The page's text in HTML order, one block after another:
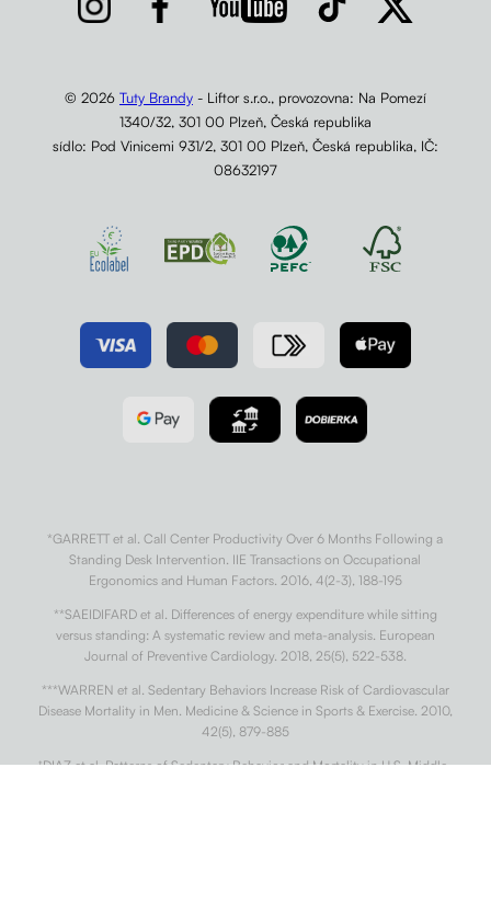
© 2026 Tuty Brandy- Liftor s.r.o., provozovna: Na Pomezí
1340/32, 301 00 Plzeň, Česká republika
sídlo: Pod Vinicemi 931/2, 301 00 Plzeň, Česká republika, IČ:
08632197
*GARRETT et al. Call Center Productivity Over 6 Months Following a
Standing Desk Intervention. IIE Transactions on Occupational
Ergonomics and Human Factors. 2016, 4(2-3), 188-195
**SAEIDIFARD et al. Differences of energy expenditure while sitting
versus standing: A systematic review and meta-analysis. European
Journal of Preventive Cardiology. 2018, 25(5), 522-538.
***WARREN et al. Sedentary Behaviors Increase Risk of Cardiovascular
Disease Mortality in Men. Medicine & Science in Sports & Exercise. 2010,
42(5), 879-885
†DIAZ et al. Patterns of Sedentary Behavior and Mortality in U.S. Middle-